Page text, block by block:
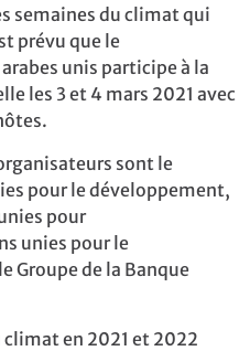
semaines du climat qui
prévu que le
unis participe à la
les 3 et 4 mars 2021 avec
sont le
pour le développement,
pour
unies pour le
Groupe de la Banque
climat en 2021 et 2022